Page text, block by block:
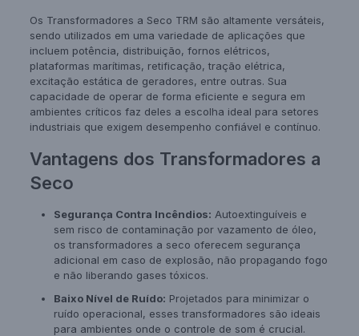
Os Transformadores a Seco TRM são altamente versáteis,
sendo utilizados em uma variedade de aplicações que
incluem potência, distribuição, fornos elétricos,
plataformas marítimas, retificação, tração elétrica,
excitação estática de geradores, entre outras. Sua
capacidade de operar de forma eficiente e segura em
ambientes críticos faz deles a escolha ideal para setores
industriais que exigem desempenho confiável e contínuo.
Vantagens dos Transformadores a
Seco
Segurança Contra Incêndios: Autoextinguíveis e
sem risco de contaminação por vazamento de óleo,
os transformadores a seco oferecem segurança
adicional em caso de explosão, não propagando fogo
e não liberando gases tóxicos.
Baixo Nível de Ruído: Projetados para minimizar o
ruído operacional, esses transformadores são ideais
para ambientes onde o controle de som é crucial.